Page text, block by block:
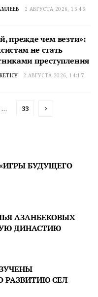
2 АВГУСТА 2026, 15:46
прежде чем везти»:
не стать
преступления
2 АВГУСТА 2026, 14:17
… 33
БУДУЩЕГО
АЗАНБЕКОВЫХ
ДИНАСТИЮ
РАЗВИТИЮ СЕЛ